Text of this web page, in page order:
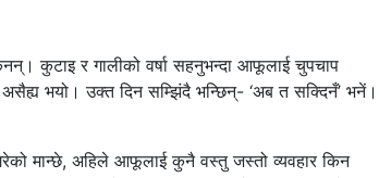
कुटाइ र गालीको वर्षा सहनुभन्दा आफूलाई चुपचाप
भयो। उक्त दिन सम्झिंदै भन्छिन्- ‘अब त सक्दिनँ’ भनें।
मान्छे, अहिले आफूलाई कुनै वस्तु जस्तो व्यवहार किन